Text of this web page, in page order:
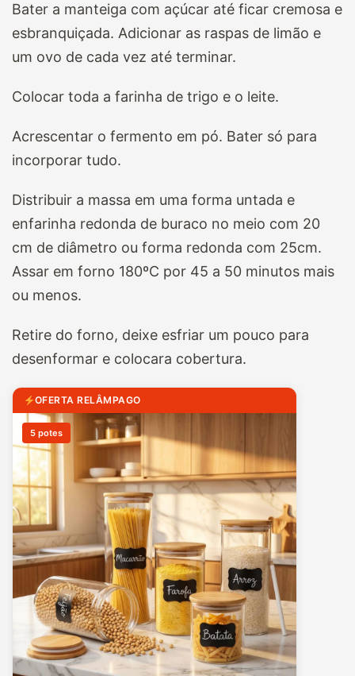
Bater a manteiga com açúcar até ficar cremosa e
esbranquiçada. Adicionar as raspas de limão e
um ovo de cada vez até terminar.
Colocar toda a farinha de trigo e o leite.
Acrescentar o fermento em pó. Bater só para
incorporar tudo.
Distribuir a massa em uma forma untada e
enfarinha redonda de buraco no meio com 20
cm de diâmetro ou forma redonda com 25cm.
Assar em forno 180ºC por 45 a 50 minutos mais
ou menos.
Retire do forno, deixe esfriar um pouco para
desenformar e colocara cobertura.
OFERTA RELÂMPAGO
5 potes